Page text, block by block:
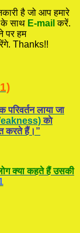
है जो आप हमारे
के साथ E-mail करें.
पर हम
Thanks!!
लाया जा
काे
करते हैं।”
क्या कहते हैं उसकी